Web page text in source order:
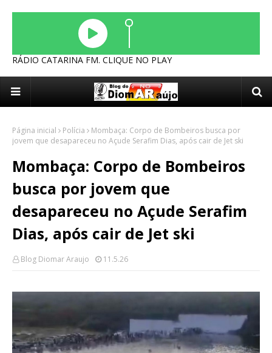
RÁDIO CATARINA FM. CLIQUE NO PLAY
Página inicial Polícia
Mombaça: Corpo de Bombeiros busca por
jovem que desapareceu no Açude Serafim Dias, após cair de Jet ski
Mombaça: Corpo de Bombeiros
busca por jovem que
desapareceu no Açude Serafim
Dias, após cair de Jet ski
Blog Diomar Araujo 11.5.26